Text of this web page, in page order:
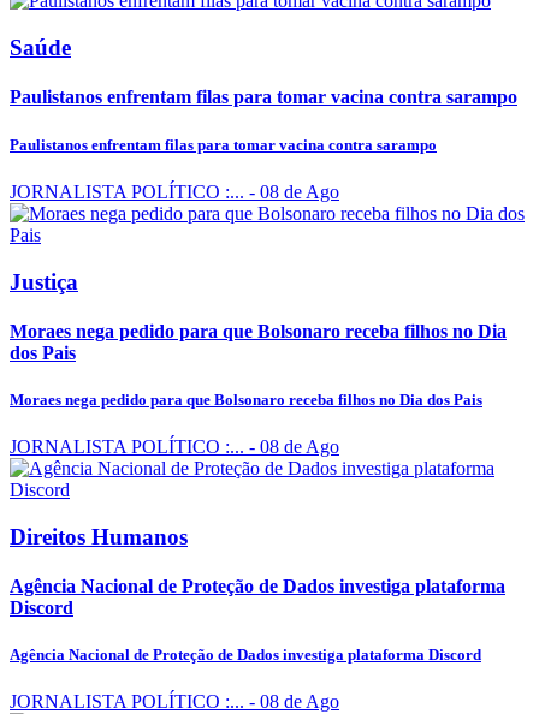
Saúde
Paulistanos enfrentam filas para tomar vacina contra sarampo
Paulistanos enfrentam filas para tomar vacina contra sarampo
JORNALISTA POLÍTICO :... - 08 de Ago
Justiça
Moraes nega pedido para que Bolsonaro receba filhos no Dia
dos Pais
Moraes nega pedido para que Bolsonaro receba filhos no Dia dos Pais
JORNALISTA POLÍTICO :... - 08 de Ago
Direitos Humanos
Agência Nacional de Proteção de Dados investiga plataforma
Discord
Agência Nacional de Proteção de Dados investiga plataforma Discord
JORNALISTA POLÍTICO :... - 08 de Ago